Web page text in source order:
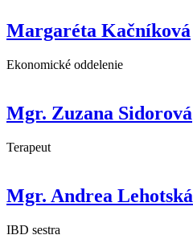
Margaréta Kačníková
Ekonomické oddelenie
Mgr. Zuzana Sidorová
Terapeut
Mgr. Andrea Lehotská
IBD sestra